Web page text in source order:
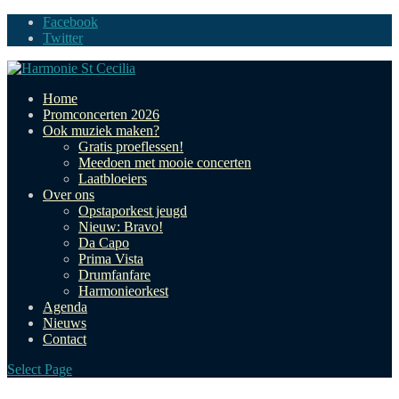
Facebook
Twitter
Home
Promconcerten 2026
Ook muziek maken?
Gratis proeflessen!
Meedoen met mooie concerten
Laatbloeiers
Over ons
Opstaporkest jeugd
Nieuw: Bravo!
Da Capo
Prima Vista
Drumfanfare
Harmonieorkest
Agenda
Nieuws
Contact
Select Page